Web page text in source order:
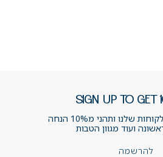
SIGN UP TO GET
שלנו ותהני מ10% הנחה
ועוד מגוון הטבות
להרשמה